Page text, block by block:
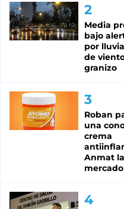
Media
bajo
por
de
granizo
Roban
una
crema
Anmat
mercado